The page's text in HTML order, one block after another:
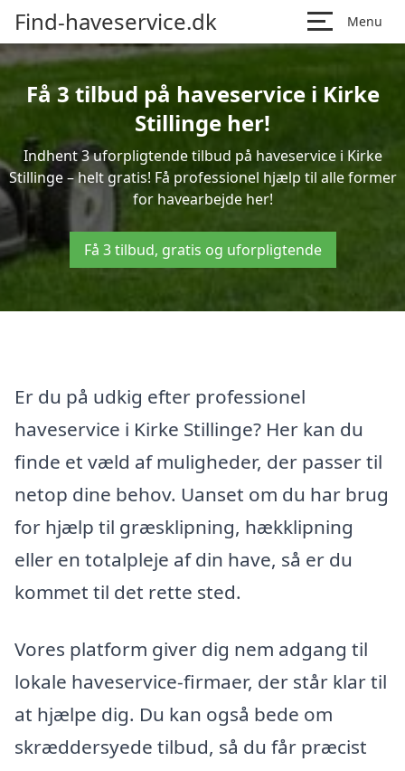
Find-haveservice.dk Menu
Få 3 tilbud på haveservice i Kirke
Stillinge her!
Indhent 3 uforpligtende tilbud på haveservice i Kirke
Stillinge – helt gratis! Få professionel hjælp til alle former
for havearbejde her!
Få 3 tilbud, gratis og uforpligtende
Er du på udkig efter professionel
haveservice i Kirke Stillinge? Her kan du
finde et væld af muligheder, der passer til
netop dine behov. Uanset om du har brug
for hjælp til græsklipning, hækklipning
eller en totalpleje af din have, så er du
kommet til det rette sted.
Vores platform giver dig nem adgang til
lokale haveservice-firmaer, der står klar til
at hjælpe dig. Du kan også bede om
skræddersyede tilbud, så du får præcist